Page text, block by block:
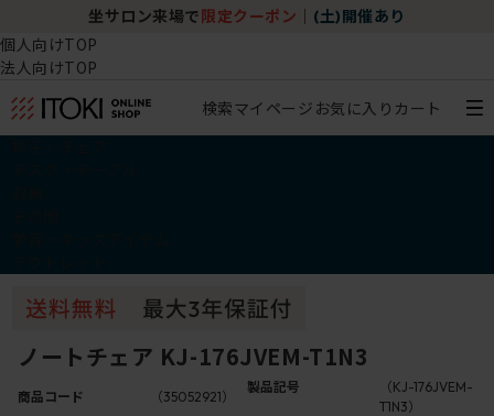
坐サロン来場で 限定クーポン (土)開催あり
個人向けTOP
法人向けTOP
検索マイページ お気に入り カート
ノートチェア KJ-176JVEM-T1N3
商品コード （35052921）
製品記号
（KJ-176JVEM-
T1N3）